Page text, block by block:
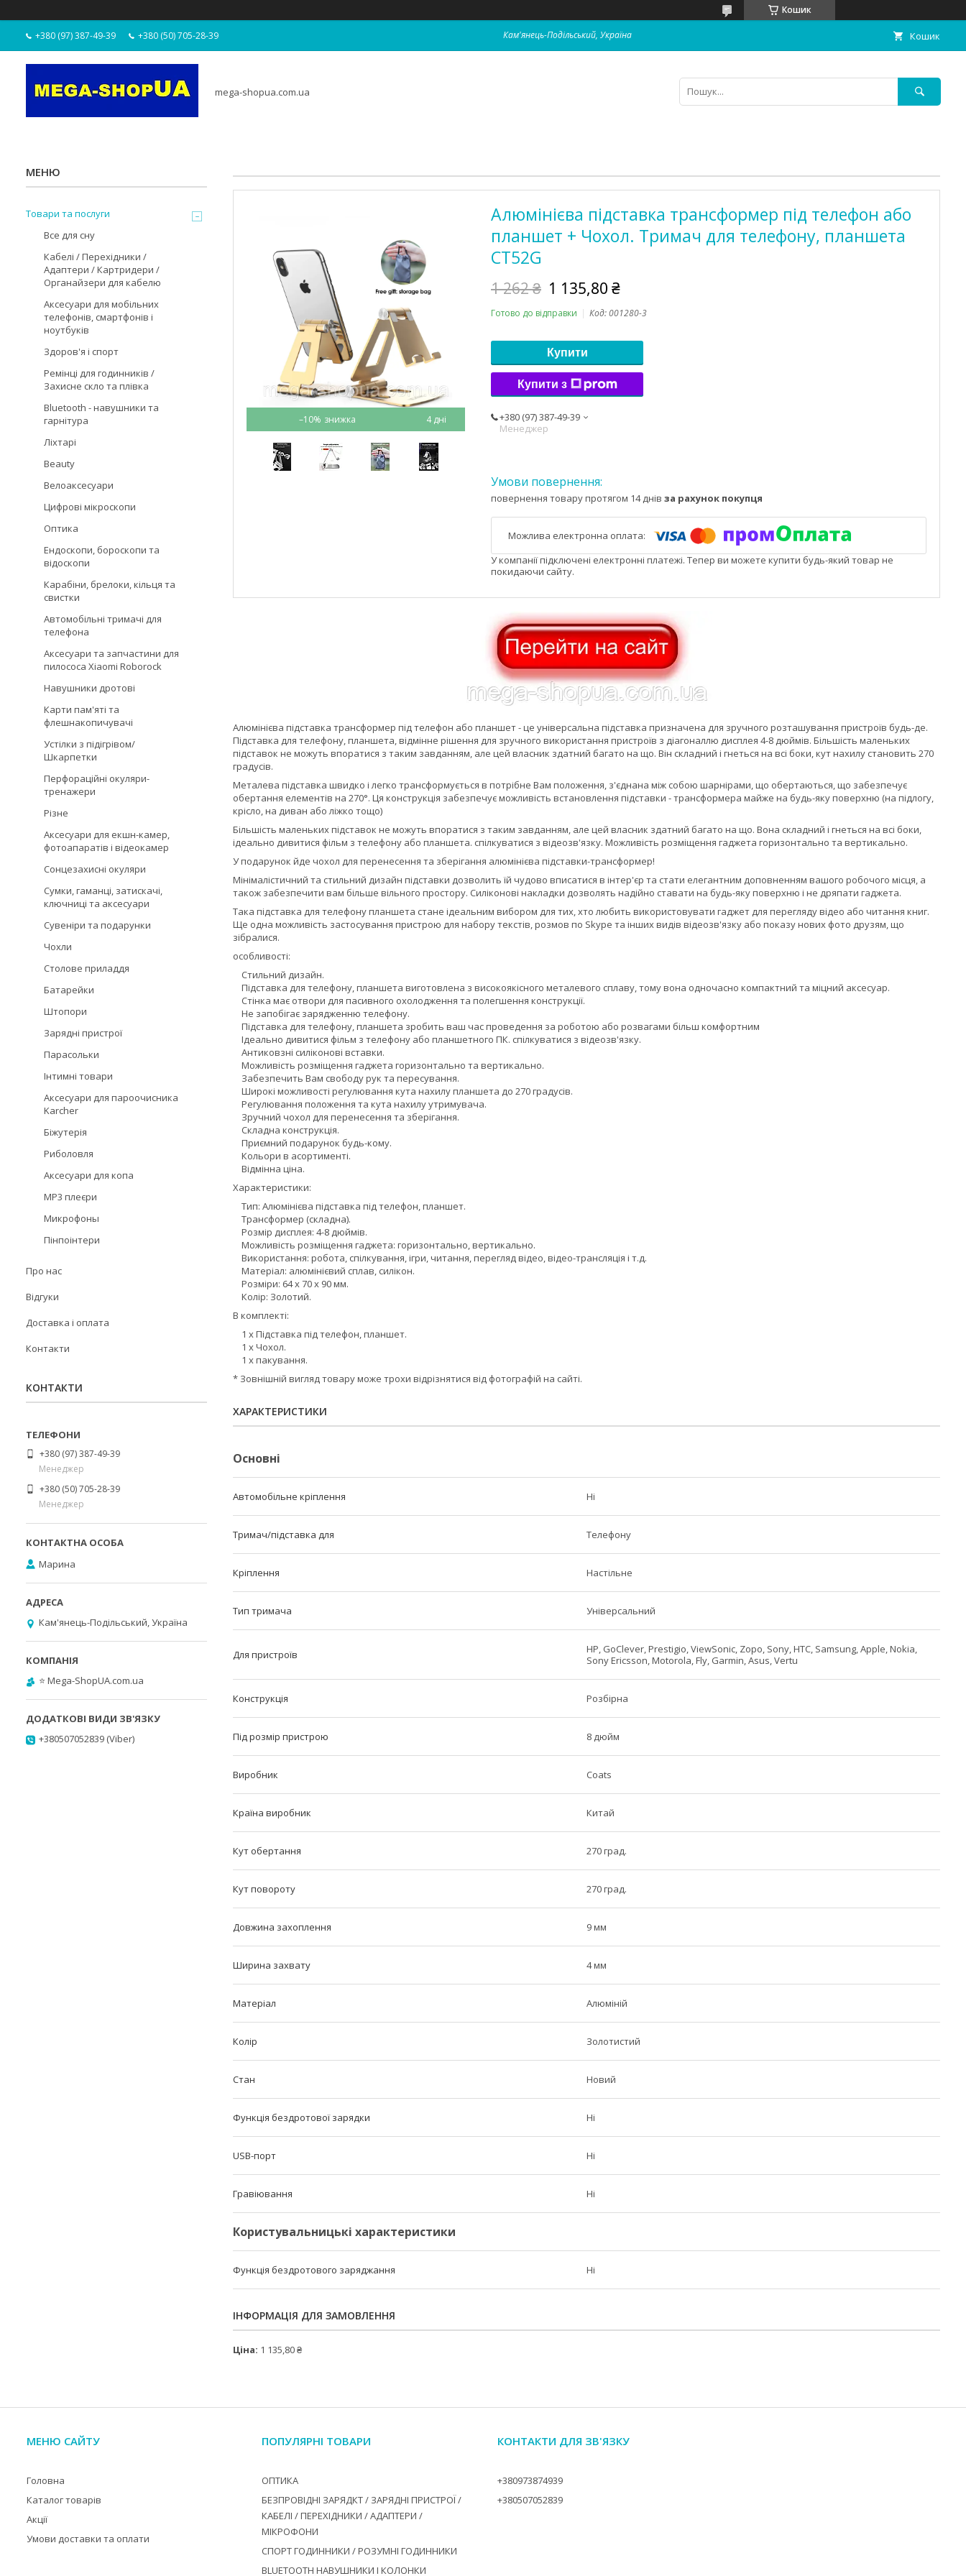
Кошик
+380 (97) 387-49-39 +380 (50) 705-28-39 Кам'янець-Подільський, Україна Кошик
mega-shopua.com.ua
–10% 4 дні
Алюмінієва підставка трансформер під телефон або
планшет + Чохол. Тримач для телефону, планшета
СT52G
1 262 ₴ 1 135,80 ₴
Готово до відправки Код:001280-3
Купити
Купити з
+380 (97) 387-49-39
Менеджер
повернення товару протягом 14 днів за рахунок покупця
У компанії підключені електронні платежі. Тепер ви можете купити будь-який товар не
покидаючи сайту.
Алюмінієва підставка трансформер під телефон або планшет - це універсальна підставка призначена для зручного розташування пристроїв будь-де.
Підставка для телефону, планшета, відмінне рішення для зручного використання пристроїв з діагоналлю дисплея 4-8 дюймів. Більшість маленьких
підставок не можуть впоратися з таким завданням, але цей власник здатний багато на що. Він складний і гнеться на всі боки, кут нахилу становить 270
градусів.
Металева підставка швидко і легко трансформується в потрібне Вам положення, з'єднана між собою шарнірами, що обертаються, що забезпечує
обертання елементів на 270°. Ця конструкція забезпечує можливість встановлення підставки - трансформера майже на будь-яку поверхню (на підлогу,
крісло, на диван або ліжко тощо)
Більшість маленьких підставок не можуть впоратися з таким завданням, але цей власник здатний багато на що. Вона складний і гнеться на всі боки,
ідеально дивитися фільм з телефону або планшета. спілкуватися з відеозв'язку. Можливість розміщення гаджета горизонтально та вертикально.
У подарунок йде чохол для перенесення та зберігання алюмінієва підставки-трансформер!
Мінімалістичний та стильний дизайн підставки дозволить їй чудово вписатися в інтер'єр та стати елегантним доповненням вашого робочого місця, а
також забезпечити вам більше вільного простору. Силіконові накладки дозволять надійно ставати на будь-яку поверхню і не дряпати гаджета.
Така підставка для телефону планшета стане ідеальним вибором для тих, хто любить використовувати гаджет для перегляду відео або читання книг.
Ще одна можливість застосування пристрою для набору текстів, розмов по Skype та інших видів відеозв'язку або показу нових фото друзям, що
зібралися.
особливості:
Стильний дизайн.
Підставка для телефону, планшета виготовлена ​​з високоякісного металевого сплаву, тому вона одночасно компактний та міцний аксесуар.
Стінка має отвори для пасивного охолодження та полегшення конструкції.
Не запобігає зарядженню телефону.
Підставка для телефону, планшета зробить ваш час проведення за роботою або розвагами більш комфортним
Ідеально дивитися фільм з телефону або планшетного ПК. спілкуватися з відеозв'язку.
Антиковзні силіконові вставки.
Можливість розміщення гаджета горизонтально та вертикально.
Забезпечить Вам свободу рук та пересування.
Широкі можливості регулювання кута нахилу планшета до 270 градусів.
Регулювання положення та кута нахилу утримувача.
Зручний чохол для перенесення та зберігання.
Складна конструкція.
Приємний подарунок будь-кому.
Кольори в асортименті.
Відмінна ціна.
Характеристики:
Тип: Алюмінієва підставка під телефон, планшет.
Трансформер (складна).
Розмір дисплея: 4-8 дюймів.
Можливість розміщення гаджета: горизонтально, вертикально.
Використання: робота, спілкування, ігри, читання, перегляд відео, відео-трансляція і т.д.
Матеріал: алюмінієвий сплав, силікон.
Розміри: 64 х 70 х 90 мм.
Колір: Золотий.
В комплекті:
1 х Підставка під телефон, планшет.
1 х Чохол.
1 х пакування.
* Зовнішній вигляд товару може трохи відрізнятися від фотографій на сайті.
ХАРАКТЕРИСТИКИ
Основні
Автомобільне кріплення Ні
Тримач/підставка для Телефону
Кріплення Настільне
Тип тримача Універсальний
Для пристроїв
HP, GoClever, Prestigio, ViewSonic, Zopo, Sony, HTC, Samsung, Apple, Nokia,
Sony Ericsson, Motorola, Fly, Garmin, Asus, Vertu
Конструкція Розбірна
Під розмір пристрою 8 дюйм
Виробник Coats
Країна виробник Китай
Кут обертання 270 град.
Кут повороту 270 град.
Довжина захоплення 9 мм
Ширина захвату 4 мм
Матеріал Алюміній
Колір Золотистий
Стан Новий
Функція бездротової зарядки Ні
USB-порт Ні
Гравіювання Ні
Користувальницькі характеристики
Функція бездротового заряджання Ні
ІНФОРМАЦІЯ ДЛЯ ЗАМОВЛЕННЯ
Ціна: 1 135,80 ₴
Товари та послуги
Все для сну
Кабелі / Перехідники /
Адаптери / Картридери /
Органайзери для кабелю
Аксесуари для мобільних
телефонів, смартфонів і
ноутбуків
Здоров'я і спорт
Ремінці для годинників /
Захисне скло та плівка
Bluetooth - навушники та
гарнітура
Ліхтарі
Beauty
Велоаксесуари
Цифрові мікроскопи
Оптика
Ендоскопи, бороскопи та
відоскопи
Карабіни, брелоки, кільця та
свистки
Автомобільні тримачі для
телефона
Аксесуари та запчастини для
пилососа Xiaomi Roborock
Навушники дротові
Карти пам'яті та
флешнакопичувачі
Устілки з підігрівом/
Шкарпетки
Перфораційні окуляри-
тренажери
Різне
Аксесуари для екшн-камер,
фотоапаратів і відеокамер
Сонцезахисні окуляри
Сумки, гаманці, затискачі,
ключниці та аксесуари
Сувеніри та подарунки
Чохли
Столове приладдя
Батарейки
Штопори
Зарядні пристрої
Парасольки
Інтимні товари
Аксесуари для пароочисника
Karcher
Біжутерія
Риболовля
Аксесуари для копа
MP3 плеєри
Микрофоны
Пінпоінтери
Про нас
Відгуки
Доставка і оплата
Контакти
КОНТАКТИ
+380 (97) 387-49-39
Менеджер
+380 (50) 705-28-39
Менеджер
Марина
Кам'янець-Подільський, Україна
⭐️ Mega-ShopUA.com.ua
+380507052839 (Viber)
МЕНЮ САЙТУ
Головна
Каталог товарів
Акції
Умови доставки та оплати
ПОПУЛЯРНІ ТОВАРИ
ОПТИКА
БЕЗПРОВІДНІ ЗАРЯДКТ / ЗАРЯДНІ ПРИСТРОЇ /
КАБЕЛІ / ПЕРЕХІДНИКИ / АДАПТЕРИ /
МІКРОФОНИ
СПОРТ ГОДИННИКИ / РОЗУМНІ ГОДИННИКИ
BLUETOOTH НАВУШНИКИ І КОЛОНКИ
КОНТАКТИ ДЛЯ ЗВ'ЯЗКУ
+380973874939
+380507052839